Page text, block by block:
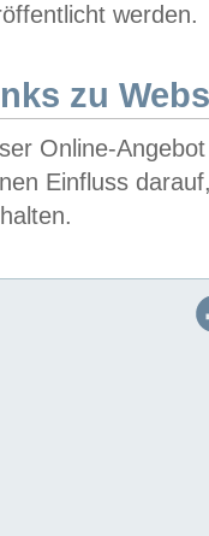
werden.
zu
Online-
Einfluss